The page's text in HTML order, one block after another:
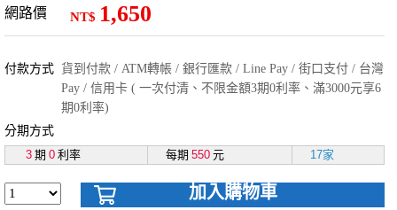
網路價 NT$ 1,650
付款方式 貨到付款 / ATM轉帳 / 銀行匯款 / Line Pay / 街口支付 / 台灣
Pay / 信用卡 ( 一次付清、不限金額3期0利率、滿3000元享6
期0利率)
分期方式
3 期 0 利率 每期 550 元 17家
加入購物車